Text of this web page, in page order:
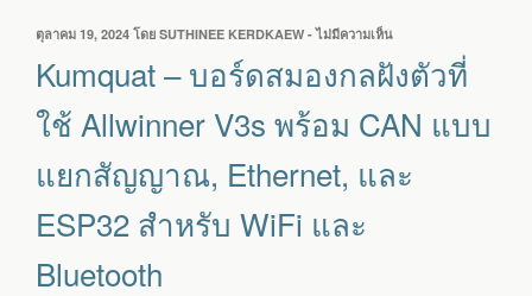
เขียน
ที่
ตุลาคม 19, 2024 โดย SUTHINEE KERDKAEW -ไม่มีความเห็น
–
สมอง
ฝัง
ตัว
Kumquat – บอร์ดสมองกลฝังตัวที่
ใช้ Allwinner V3s พร้อม CAN แบบ
แยกสัญญาณ, Ethernet, และ
ESP32 สำหรับ WiFi และ
Bluetooth